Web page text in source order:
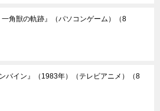
一角獣の軌跡』（パソコンゲーム）
（8
バイン』（1983年）（テレビアニメ）
（8